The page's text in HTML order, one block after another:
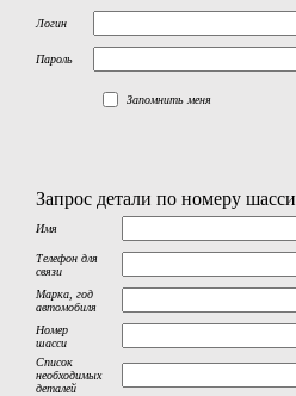
Логин
Пароль
Запомнить меня
Запрос детали по номеру шасси
Имя
Телефон для
связи
Марка, год
автомобиля
Номер
шасси
Список
необходимых
деталей